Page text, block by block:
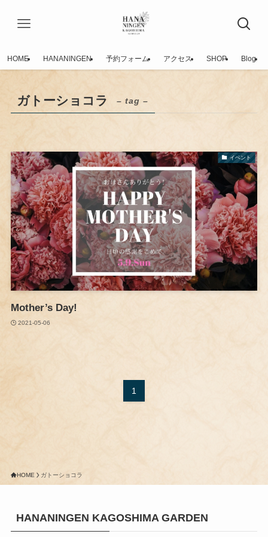
HOME HANANINGEN 予約フォーム アクセス SHOP Blog
ガトーショコラ – tag –
イベント
Mother’s Day!
2021-05-06
1
HOME ガトーショコラ
HANANINGEN KAGOSHIMA GARDEN